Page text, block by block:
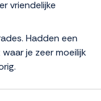
vriendelijke
Hadden een
je zeer moeilijk